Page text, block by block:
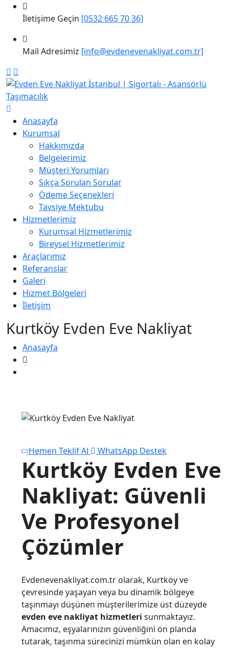
İletişime Geçin [0532 665 70 36]
Mail Adresimiz [info@evdenevenakliyat.com.tr]
Anasayfa
Kurumsal
Hakkımızda
Belgelerimiz
Müşteri Yorumları
Sıkça Sorulan Sorular
Ödeme Seçenekleri
Tavsiye Mektubu
Hizmetlerimiz
Kurumsal Hizmetlerimiz
Bireysel Hizmetlerimiz
Araçlarımız
Referanslar
Galeri
Hizmet Bölgeleri
İletişim
Kurtköy Evden Eve Nakliyat
Anasayfa
Hemen Teklif Al WhatsApp Destek
Kurtköy Evden Eve
Nakliyat: Güvenli
Ve Profesyonel
Çözümler
Evdenevenakliyat.com.tr olarak, Kurtköy ve
çevresinde yaşayan veya bu dinamik bölgeye
taşınmayı düşünen müşterilerimize üst düzeyde
evden eve nakliyat hizmetleri sunmaktayız.
Amacımız, eşyalarınızın güvenliğini ön planda
tutarak, taşınma sürecinizi mümkün olan en kolay